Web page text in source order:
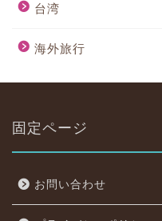
台湾
海外旅行
固定ページ
お問い合わせ